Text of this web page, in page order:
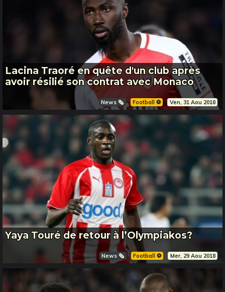
Lacina Traoré en quête d'un club après
avoir résilié son contrat avec Monaco
News 🗞️ Football ⚽️ Ven, 31 Aou 2018
Yaya Touré de retour à l’Olympiakos?
News 🗞️ Football ⚽️ Mer, 29 Aou 2018